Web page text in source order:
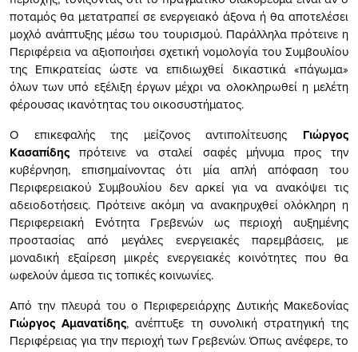
ποταμός θα μετατραπεί σε ενεργειακό άξονα ή θα αποτελέσει
μοχλό ανάπτυξης μέσω του τουρισμού. Παράλληλα πρότεινε η
Περιφέρεια να αξιοποιήσει σχετική νομολογία του Συμβουλίου
της Επικρατείας ώστε να επιδιωχθεί δικαστικά «πάγωμα»
όλων των υπό εξέλιξη έργων μέχρι να ολοκληρωθεί η μελέτη
φέρουσας ικανότητας του οικοσυστήματος.
Ο επικεφαλής της μείζονος αντιπολίτευσης Γιώργος
Κασαπίδης πρότεινε να σταλεί σαφές μήνυμα προς την
κυβέρνηση, επισημαίνοντας ότι μία απλή απόφαση του
Περιφερειακού Συμβουλίου δεν αρκεί για να ανακόψει τις
αδειοδοτήσεις. Πρότεινε ακόμη να ανακηρυχθεί ολόκληρη η
Περιφερειακή Ενότητα Γρεβενών ως περιοχή αυξημένης
προστασίας από μεγάλες ενεργειακές παρεμβάσεις, με
μοναδική εξαίρεση μικρές ενεργειακές κοινότητες που θα
ωφελούν άμεσα τις τοπικές κοινωνίες.
Από την πλευρά του ο Περιφερειάρχης Δυτικής Μακεδονίας
Γιώργος Αμανατίδης, ανέπτυξε τη συνολική στρατηγική της
Περιφέρειας για την περιοχή των Γρεβενών. Όπως ανέφερε, το